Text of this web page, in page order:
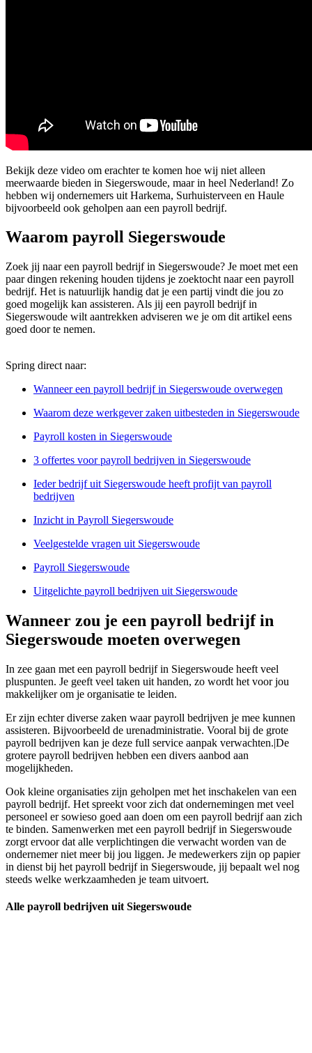
Bekijk deze video om erachter te komen hoe wij niet alleen
meerwaarde bieden in Siegerswoude, maar in heel Nederland! Zo
hebben wij ondernemers uit Harkema, Surhuisterveen en Haule
bijvoorbeeld ook geholpen aan een payroll bedrijf.
Waarom payroll Siegerswoude
Zoek jij naar een payroll bedrijf in Siegerswoude? Je moet met een
paar dingen rekening houden tijdens je zoektocht naar een payroll
bedrijf. Het is natuurlijk handig dat je een partij vindt die jou zo
goed mogelijk kan assisteren. Als jij een payroll bedrijf in
Siegerswoude wilt aantrekken adviseren we je om dit artikel eens
goed door te nemen.
Spring direct naar:
Wanneer een payroll bedrijf in Siegerswoude overwegen
Waarom deze werkgever zaken uitbesteden in Siegerswoude
Payroll kosten in Siegerswoude
3 offertes voor payroll bedrijven in Siegerswoude
Ieder bedrijf uit Siegerswoude heeft profijt van payroll
bedrijven
Inzicht in Payroll Siegerswoude
Veelgestelde vragen uit Siegerswoude
Payroll Siegerswoude
Uitgelichte payroll bedrijven uit Siegerswoude
Wanneer zou je een payroll bedrijf in
Siegerswoude moeten overwegen
In zee gaan met een payroll bedrijf in Siegerswoude heeft veel
pluspunten. Je geeft veel taken uit handen, zo wordt het voor jou
makkelijker om je organisatie te leiden.
Er zijn echter diverse zaken waar payroll bedrijven je mee kunnen
assisteren. Bijvoorbeeld de urenadministratie. Vooral bij de grote
payroll bedrijven kan je deze full service aanpak verwachten.|De
grotere payroll bedrijven hebben een divers aanbod aan
mogelijkheden.
Ook kleine organisaties zijn geholpen met het inschakelen van een
payroll bedrijf. Het spreekt voor zich dat ondernemingen met veel
personeel er sowieso goed aan doen om een payroll bedrijf aan zich
te binden. Samenwerken met een payroll bedrijf in Siegerswoude
zorgt ervoor dat alle verplichtingen die verwacht worden van de
ondernemer niet meer bij jou liggen. Je medewerkers zijn op papier
in dienst bij het payroll bedrijf in Siegerswoude, jij bepaalt wel nog
steeds welke werkzaamheden je team uitvoert.
Alle payroll bedrijven uit Siegerswoude